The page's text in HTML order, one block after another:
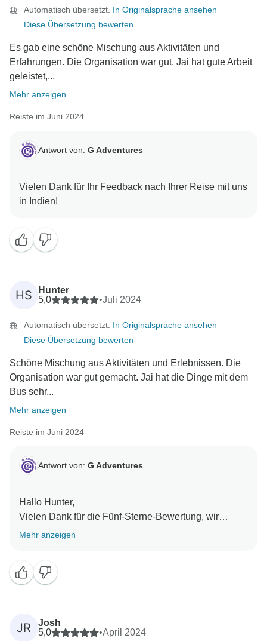
Automatisch übersetzt. In Originalsprache ansehen
Diese Übersetzung bewerten
Es gab eine schöne Mischung aus Aktivitäten und
Erfahrungen. Die Organisation war gut. Jai hat gute Arbeit
geleistet,...
Mehr anzeigen
Reiste im Juni 2024
Antwort von: G Adventures
Vielen Dank für Ihr Feedback nach Ihrer Reise mit uns
HS
Hunter
5,0
•Juli 2024
Automatisch übersetzt. In Originalsprache ansehen
Diese Übersetzung bewerten
Schöne Mischung aus Aktivitäten und Erlebnissen. Die
Organisation war gut gemacht. Jai hat die Dinge mit dem
Bus sehr...
Mehr anzeigen
Reiste im Juni 2024
Antwort von: G Adventures
Hallo Hunter,
Vielen Dank für die Fünf-Sterne-Bewertung, wir
wissen das zu schätzen,
Mehr anzeigen
JR
Josh
5,0
•April 2024